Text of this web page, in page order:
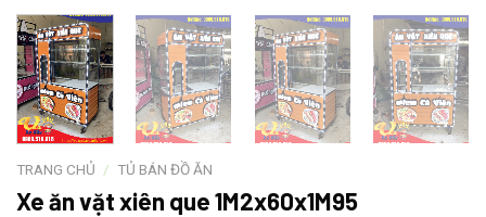
TRANG CHỦ / TỦ BÁN ĐỒ ĂN
Xe ăn vặt xiên que 1M2x60x1M95